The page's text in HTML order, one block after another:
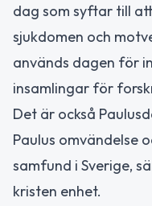
dag som syftar till
sjukdomen och
används dagen för
insamlingar för
Det är också
Paulus omvändelse
samfund i Sverige,
kristen enhet.